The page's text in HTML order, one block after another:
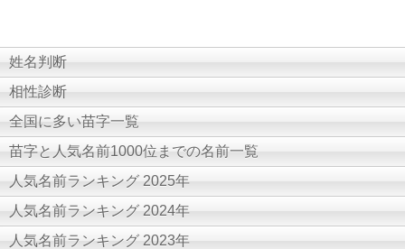
姓名判断
相性診断
全国に多い苗字一覧
苗字と人気名前1000位までの名前一覧
人気名前ランキング 2025年
人気名前ランキング 2024年
人気名前ランキング 2023年